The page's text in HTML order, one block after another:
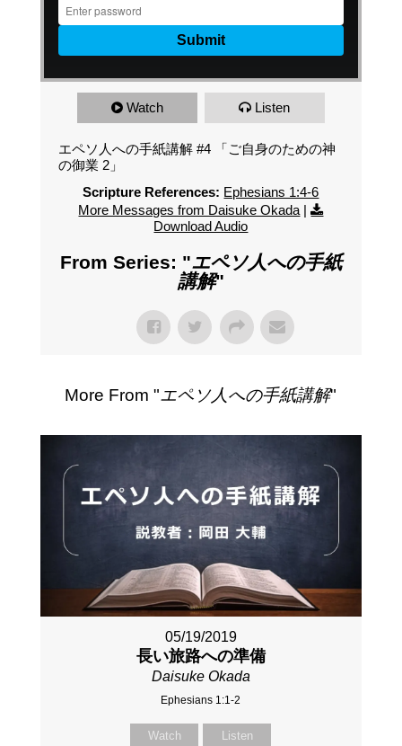
Watch Listen
エペソ人への手紙講解 #4 「ご自身のための神
の御業 2」
Scripture References: Ephesians 1:4-6
More Messages from Daisuke Okada |
Download Audio
From Series: "エペソ人への手紙
講解"
More From "エペソ人への手紙講解"
05/19/2019
長い旅路への準備
Daisuke Okada
Ephesians 1:1-2
Watch Listen